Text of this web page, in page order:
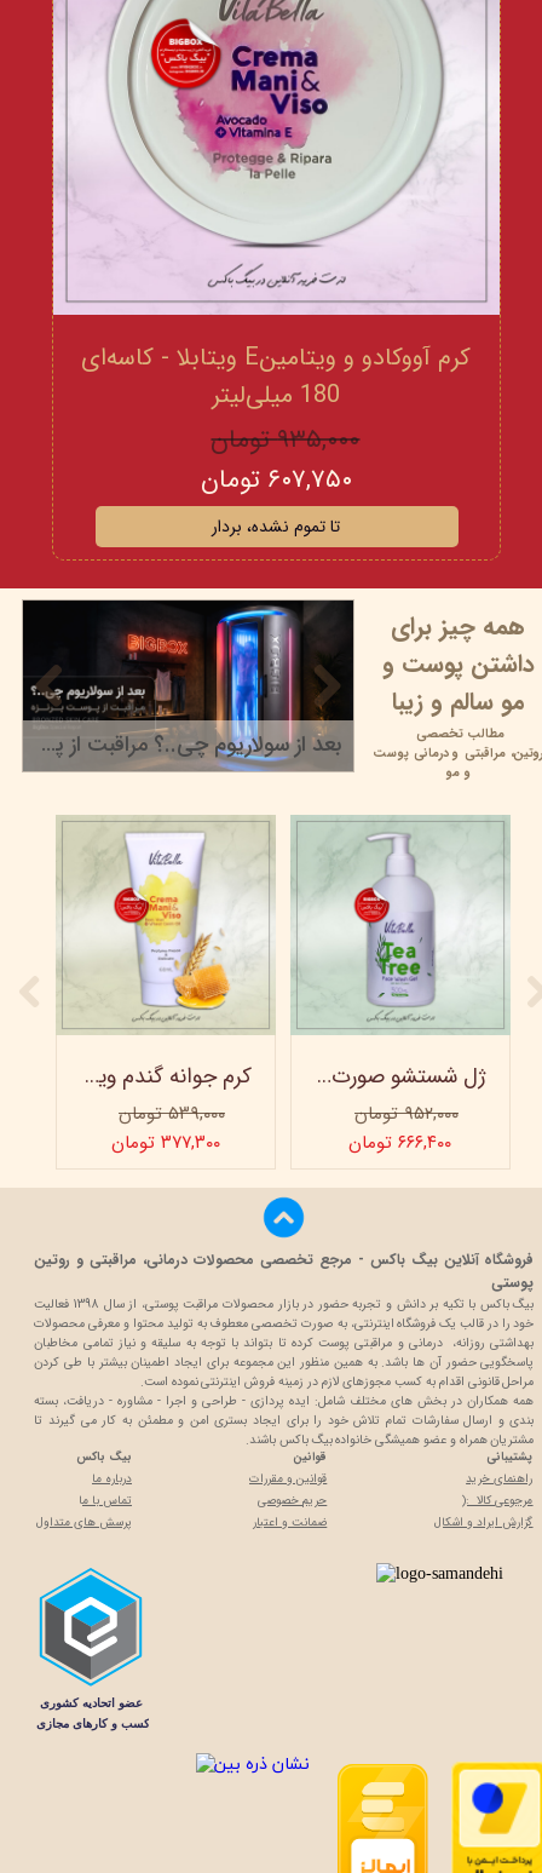
کرم آووکادو و ویتامینE ویتابلا - کاسه‌ای
180 میلی‌لیتر
۹۳۵,۰۰۰ تومان
۶۰۷,۷۵۰ تومان
تا تموم نشده، بردار
بعد از سولاریوم چی..؟ مراقبت از پوست برنزه
همه چیز برای
داشتن پوست و
مو سالم و زیبا
مطالب تخصصی
روتین،مراقبتی ودرمانی پوست
و مو
کرم جوانه گندم ویتابلا - تیوپی 60 میلی‌ لیتر
۵۳۹,۰۰۰ تومان
۳۷۷,۳۰۰ تومان
ژل شستشو صورت ویتابلا - 300 میلی لیتر
۹۵۲,۰۰۰ تومان
۶۶۶,۴۰۰ تومان
پشتیبانی
راهنمای خرید
مرجوعی کالا :(
گزارش ایراد و اشکال
قوانین
قوانین و مقررات
حریم خصوصی
ضمانت و اعتبار
بیگ باکس
درباره ما
تماس با ما
پرسش های متداول
فروشگاه آنلاین بیگ باکس - مرجع تخصصی محصولات درمانی، مراقبتی و روتین
پوستی
بیگ باکس با تکیه بر دانش و تجربه حضور در بازار محصولات مراقبت پوستی، از سال 1398 فعالیت
خود را در قالب یک فروشگاه اینترنتی، به صورت تخصصی معطوف به تولید محتوا و معرفی محصولات
بهداشتی روزانه، درمانی و مراقبتی پوست کرده تا بتواند با توجه به سلیقه و نیاز تمامی مخاطبان
پاسخگویی حضور آن ها باشد. به همین منظور این مجموعه برای ایجاد اطمینان بیشتر با طی کردن
مراحل قانونی اقدام به کسب مجوزهای لازم در زمینه فروش اینترنتی نموده است.
همه همکاران در بخش های مختلف شامل: ایده پردازی - طراحی و اجرا - مشاوره - دریافت، بسته
بندی و ارسال سفارشات تمام تلاش خود را برای ایجاد بستری امن و مطمئن به کار می گیرند تا
مشتریان همراه و عضو همیشگی خانواده بیگ باکس باشند.